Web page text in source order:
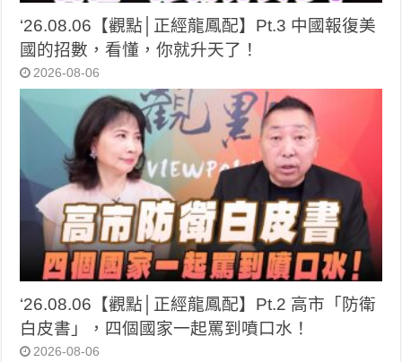
‘26.08.06【觀點│正經龍鳳配】Pt.3 中國報復美
國的招數，看懂，你就升天了！
2026-08-06
‘26.08.06【觀點│正經龍鳳配】Pt.2 高市「防衛
白皮書」，四個國家一起罵到噴口水！
2026-08-06